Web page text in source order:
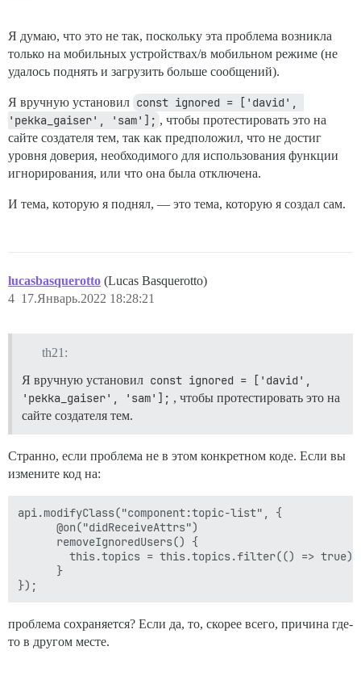
Я думаю, что это не так, поскольку эта проблема возникла
только на мобильных устройствах/в мобильном режиме (не
удалось поднять и загрузить больше сообщений).
Я вручную установил const ignored = ['david',
'pekka_gaiser', 'sam']; , чтобы протестировать это на
сайте создателя тем, так как предположил, что не достиг
уровня доверия, необходимого для использования функции
игнорирования, или что она была отключена.
И тема, которую я поднял, — это тема, которую я создал сам.
lucasbasquerotto (Lucas Basquerotto)
17.Январь.2022 18:28:21
4
th21:
Я вручную установил const ignored = ['david',
'pekka_gaiser', 'sam']; , чтобы протестировать это на
сайте создателя тем.
Странно, если проблема не в этом конкретном коде. Если вы
измените код на:
api.modifyClass("component:topic-list", {
      @on("didReceiveAttrs")
      removeIgnoredUsers() {
        this.topics = this.topics.filter(() => true);
      }
проблема сохраняется? Если да, то, скорее всего, причина где-
то в другом месте.